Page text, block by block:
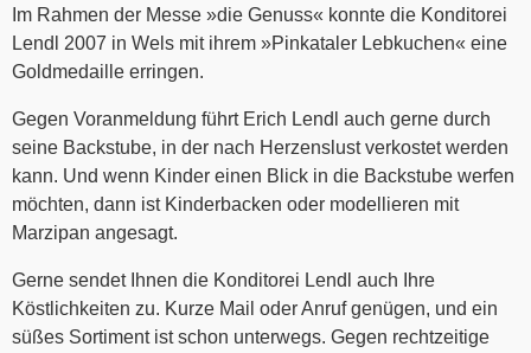
Im Rahmen der Messe »die Genuss« konnte die Konditorei
Lendl 2007 in Wels mit ihrem »Pinkataler Lebkuchen« eine
Goldmedaille erringen.
Gegen Voranmeldung führt Erich Lendl auch gerne durch
seine Backstube, in der nach Herzenslust verkostet werden
kann. Und wenn Kinder einen Blick in die Backstube werfen
möchten, dann ist Kinderbacken oder modellieren mit
Marzipan angesagt.
Gerne sendet Ihnen die Konditorei Lendl auch Ihre
Köstlichkeiten zu. Kurze Mail oder Anruf genügen, und ein
süßes Sortiment ist schon unterwegs. Gegen rechtzeitige